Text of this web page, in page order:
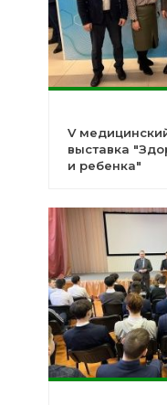
V
выставка
и ребенка"